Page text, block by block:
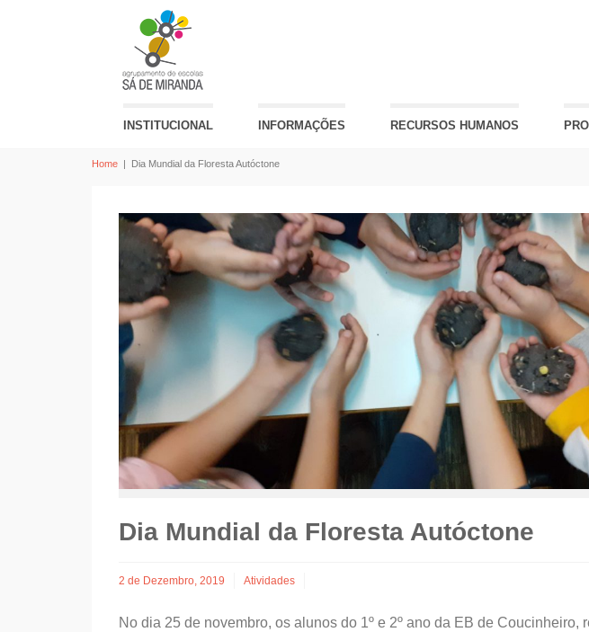
INSTITUCIONAL INFORMAÇÕES RECURSOS HUMANOS
Home | Dia Mundial da Floresta Autóctone
Dia Mundial da Floresta Autóctone
2 de Dezembro, 2019 Atividades
No dia 25 de novembro, os alunos do 1º e 2º ano da EB de Coucinheiro,